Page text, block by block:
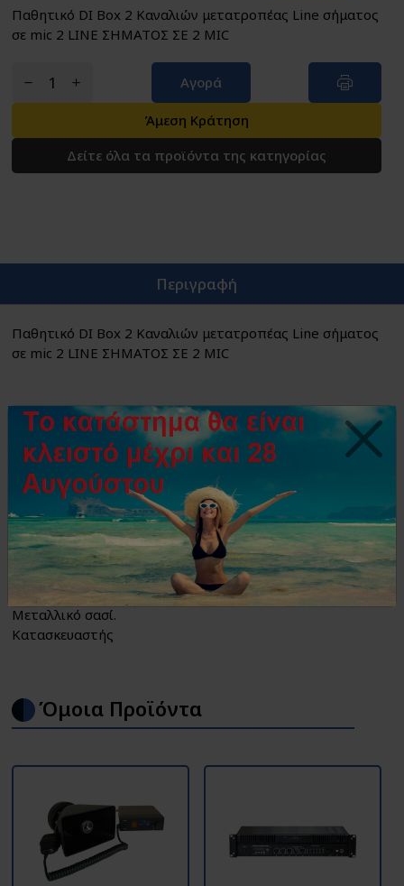
Παθητικό DI Box 2 Καναλιών μετατροπέας Line σήματος
σε mic 2 LINE ΣΗΜΑΤΟΣ ΣΕ 2 MIC
Αγορά
Άμεση Κράτηση
Δείτε όλα τα προϊόντα της κατηγορίας
Περιγραφή
Παθητικό DI Box 2 Καναλιών μετατροπέας Line σήματος
σε mic 2 LINE ΣΗΜΑΤΟΣ ΣΕ 2 MIC
Το Direct Box DB-02 της Arctic είναι ένα χρήσιμο
εργαλείο που μετατρέπει 2 ασύμμετρες (unbalanced)
έξοδους σε συμμετρικές (balanced) 600Ω.
Είσοδος: 50 K Ohm Unbalanced με καρφί Jack 6.3mm.
Παράλληλη Έξοδος: 50 K Ohm Unbalanced με καρφί Jack
6.3mm.
Έξοδος: 600 Ohm Balanced output σε βύσμα XLR (Canon).
Εξασθενητής σήματος εισόδου με διακόπτη (0 dB, -20
dB, -40 dB).
Μεταλλικό σασί.
Κατασκευαστής
Όμοια Προϊόντα